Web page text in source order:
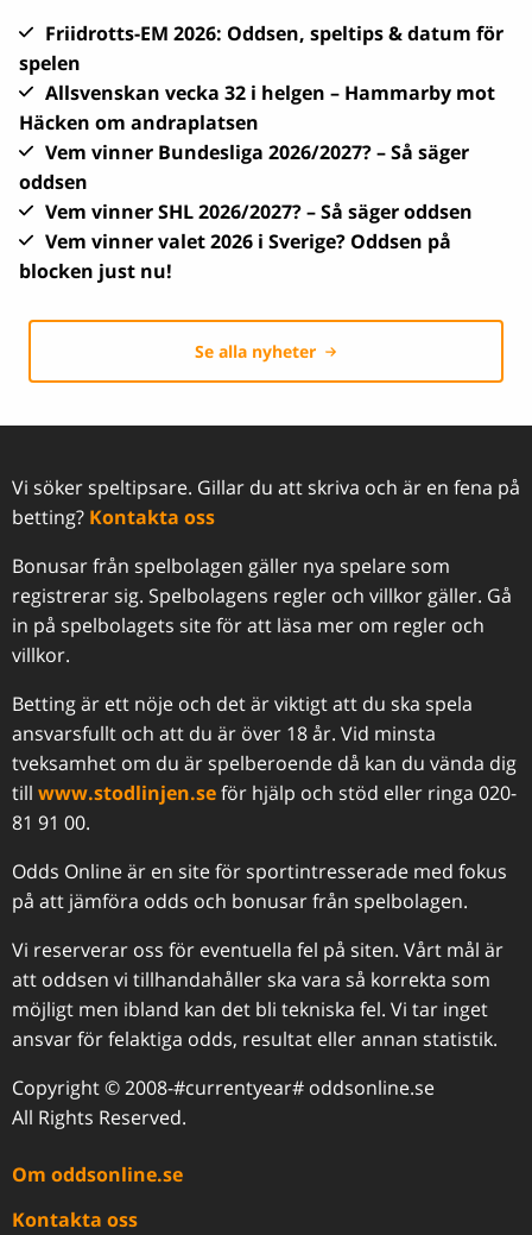
Friidrotts-EM 2026: Oddsen, speltips & datum för
spelen
Allsvenskan vecka 32 i helgen – Hammarby mot
Häcken om andraplatsen
Vem vinner Bundesliga 2026/2027? – Så säger
oddsen
Vem vinner SHL 2026/2027? – Så säger oddsen
Vem vinner valet 2026 i Sverige? Oddsen på
blocken just nu!
Se alla nyheter
Vi söker speltipsare. Gillar du att skriva och är en fena på
betting? Kontakta oss
Bonusar från spelbolagen gäller nya spelare som
registrerar sig. Spelbolagens regler och villkor gäller. Gå
in på spelbolagets site för att läsa mer om regler och
villkor.
Betting är ett nöje och det är viktigt att du ska spela
ansvarsfullt och att du är över 18 år. Vid minsta
tveksamhet om du är spelberoende då kan du vända dig
till www.stodlinjen.seför hjälp och stöd eller ringa 020-
81 91 00.
Odds Online är en site för sportintresserade med fokus
på att jämföra odds och bonusar från spelbolagen.
Vi reserverar oss för eventuella fel på siten. Vårt mål är
att oddsen vi tillhandahåller ska vara så korrekta som
möjligt men ibland kan det bli tekniska fel. Vi tar inget
ansvar för felaktiga odds, resultat eller annan statistik.
Copyright © 2008-#currentyear# oddsonline.se
All Rights Reserved.
Om oddsonline.se
Kontakta oss